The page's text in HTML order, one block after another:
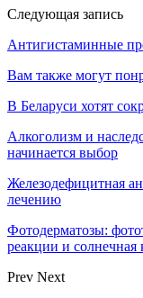
Следующая запись
Антигистаминные
Вам также могут
В Беларуси хотят
Алкоголизм и
начинается выбор
Железодефицитная
лечению
Фотодерматозы:
реакции и солнечная
Prev Next